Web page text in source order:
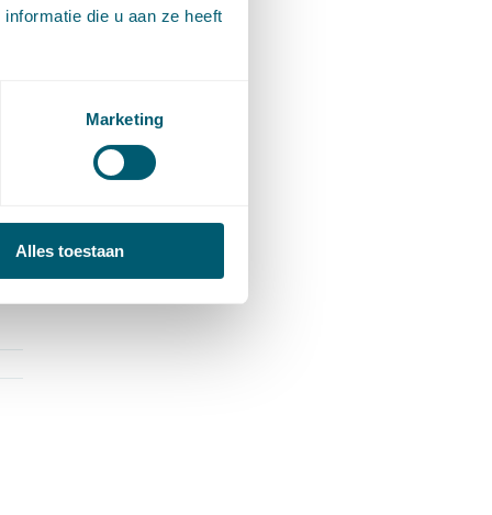
die u aan ze heeft
Marketing
Alles toestaan